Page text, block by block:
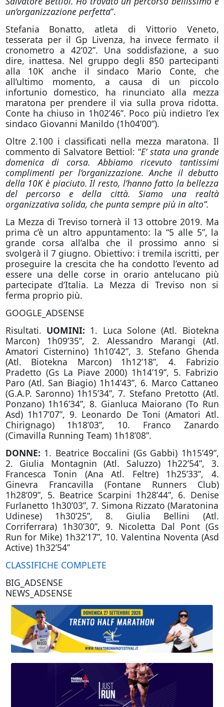
un’organizzazione perfetta”.
Stefania Bonatto, atleta di Vittorio Veneto,
tesserata per il Gp Livenza, ha invece fermato il
cronometro a 42’02”. Una soddisfazione, a suo
dire, inattesa. Nel gruppo degli 850 partecipanti
alla 10K anche il sindaco Mario Conte, che
all’ultimo momento, a causa di un piccolo
infortunio domestico, ha rinunciato alla mezza
maratona per prendere il via sulla prova ridotta.
Conte ha chiuso in 1h02’46”. Poco più indietro l’ex
sindaco Giovanni Manildo (1h04’00”).
Oltre 2.100 i classificati nella mezza maratona. Il
commento di Salvatore Bettiol: “E’ stata una grande
domenica di corsa. Abbiamo ricevuto tantissimi
complimenti per l’organizzazione. Anche il debutto
della 10K è piaciuto. Il resto, l’hanno fatto la bellezza
del percorso e della città. Siamo una realtà
organizzativa solida, che punta sempre più in alto”.
La Mezza di Treviso tornerà il 13 ottobre 2019. Ma
prima c’è un altro appuntamento: la “5 alle 5”, la
grande corsa all’alba che il prossimo anno si
svolgerà il 7 giugno. Obiettivo: i tremila iscritti, per
proseguire la crescita che ha condotto l’evento ad
essere una delle corse in orario antelucano più
partecipate d’Italia. La Mezza di Treviso non si
ferma proprio più.
GOOGLE_ADSENSE
Risultati. UOMINI: 1. Luca Solone (Atl. Biotekna
Marcon) 1h09’35”, 2. Alessandro Marangi (Atl.
Amatori Cisternino) 1h10’42”, 3. Stefano Ghenda
(Atl. Biotekna Marcon) 1h12’18”, 4. Fabrizio
Pradetto (Gs La Piave 2000) 1h14’19”, 5. Fabrizio
Paro (Atl. San Biagio) 1h14’43”, 6. Marco Cattaneo
(G.A.P. Saronno) 1h15’34”, 7. Stefano Pretotto (Atl.
Ponzano) 1h16’34”, 8. Gianluca Maiorano (To Run
Asd) 1h17’07”, 9. Leonardo De Toni (Amatori Atl.
Chirignago) 1h18’03”, 10. Franco Zanardo
(Cimavilla Running Team) 1h18’08”.
DONNE: 1. Beatrice Boccalini (Gs Gabbi) 1h15’49”,
2. Giulia Montagnin (Atl. Saluzzo) 1h22’54”, 3.
Francesca Tonin (Ana Atl. Feltre) 1h25’33”, 4.
Ginevra Francavilla (Fontane Runners Club)
1h28’09”, 5. Beatrice Scarpini 1h28’44”, 6. Denise
Furlanetto 1h30’03”, 7. Simona Rizzato (Maratonina
Udinese) 1h30’25”, 8. Giulia Bellini (Atl.
Corriferrara) 1h30’30”, 9. Nicoletta Dal Pont (Gs
Run for Mike) 1h32’17”, 10. Valentina Noventa (Asd
Active) 1h32’54”
CLASSIFICHE COMPLETE
BIG_ADSENSE
NEWS_ADSENSE